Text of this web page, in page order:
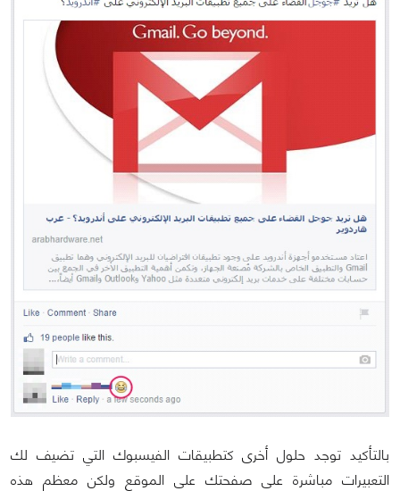
بالتأكيد توجد حلول أخرى كتطبيقات الفيسبوك التي تضيف لك
التعبيرات مباشرة على صفحتك على الموقع ولكن معظم هذه